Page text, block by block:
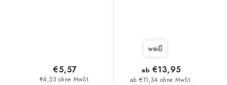
€4,53 ohne MwSt.
€5,57
weiß
ab €11,34 ohne MwSt.
ab €13,95